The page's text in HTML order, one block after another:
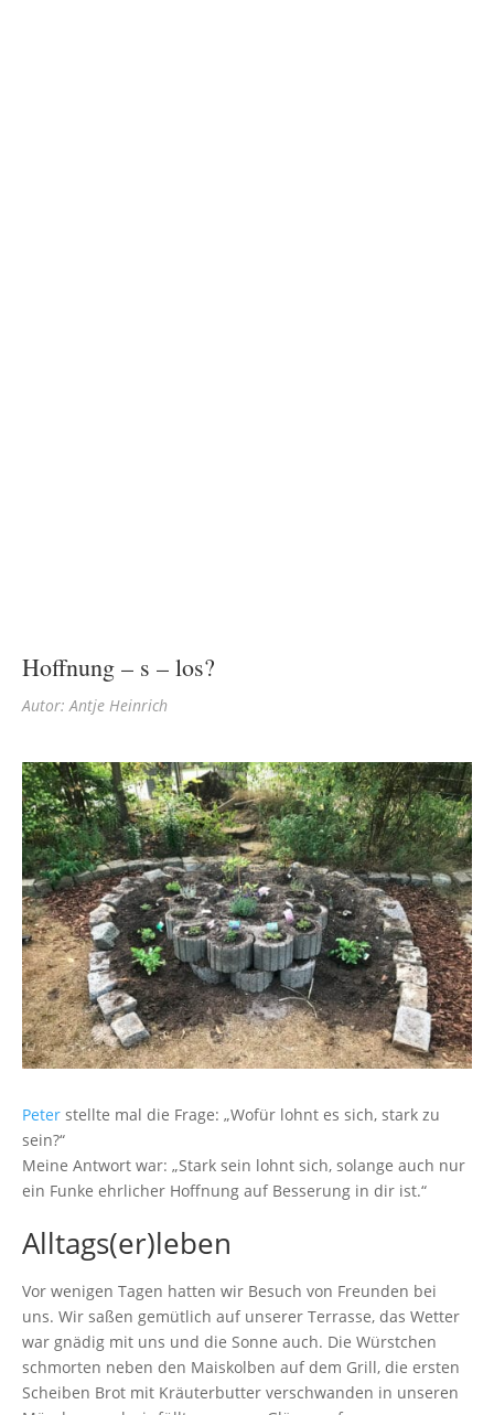
Hoffnung – s – los?
Autor: Antje Heinrich
Peter stellte mal die Frage: „Wofür lohnt es sich, stark zu
sein?“
Meine Antwort war: „Stark sein lohnt sich, solange auch nur
ein Funke ehrlicher Hoffnung auf Besserung in dir ist.“
Alltags(er)leben
Vor wenigen Tagen hatten wir Besuch von Freunden bei
uns. Wir saßen gemütlich auf unserer Terrasse, das Wetter
war gnädig mit uns und die Sonne auch. Die Würstchen
schmorten neben den Maiskolben auf dem Grill, die ersten
Scheiben Brot mit Kräuterbutter verschwanden in unseren